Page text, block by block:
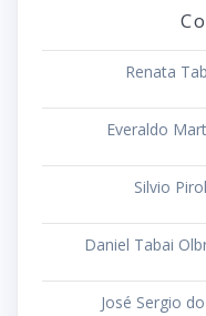
Renata
Everaldo
Silvio
Daniel Tabai
José Sergio